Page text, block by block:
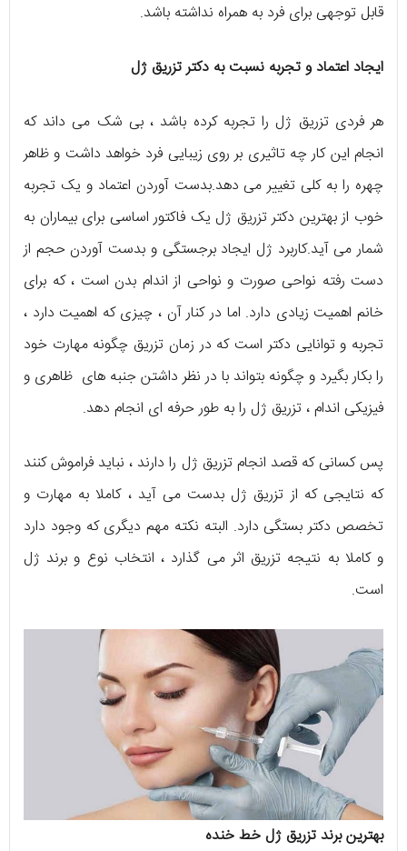
قابل توجهی برای فرد به همراه نداشته باشد.
ایجاد اعتماد و تجربه نسبت به دکتر تزریق ژل
هر فردی تزریق ژل را تجربه کرده باشد ، بی شک می داند که
انجام این کار چه تاثیری بر روی زیبایی فرد خواهد داشت و ظاهر
چهره را به کلی تغییر می دهد.بدست آوردن اعتماد و یک تجربه
خوب از بهترین دکتر تزریق ژل یک فاکتور اساسی برای بیماران به
شمار می آید.کاربرد ژل ایجاد برجستگی و بدست آوردن حجم از
دست رفته نواحی صورت و نواحی از اندام بدن است ، که برای
خانم اهمیت زیادی دارد. اما در کنار آن ، چیزی که اهمیت دارد ،
تجربه و توانایی دکتر است که در زمان تزریق چگونه مهارت خود
را بکار بگیرد و چگونه بتواند با در نظر داشتن جنبه های ظاهری و
فیزیکی اندام ، تزریق ژل را به طور حرفه ای انجام دهد.
پس کسانی که قصد انجام تزریق ژل را دارند ، نباید فراموش کنند
که نتایجی که از تزریق ژل بدست می آید ، کاملا به مهارت و
تخصص دکتر بستگی دارد. البته نکته مهم دیگری که وجود دارد
و کاملا به نتیجه تزریق اثر می گذارد ، انتخاب نوع و برند ژل
است.
بهترین برند تزریق ژل خط خنده